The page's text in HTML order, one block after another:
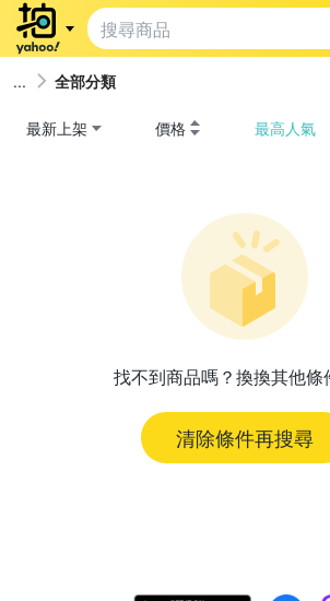
全部分類
最新上架 價格 最高人氣
找不到商品嗎？換換其他條
清除條件再搜尋